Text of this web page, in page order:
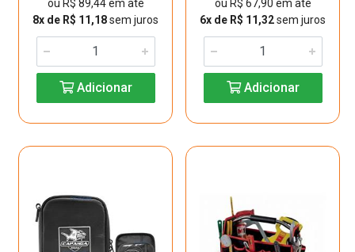
ou R$ 89,44 em até
8x de R$ 11,18sem juros
Adicionar
ou R$ 67,90 em até
6x de R$ 11,32sem juros
Adicionar